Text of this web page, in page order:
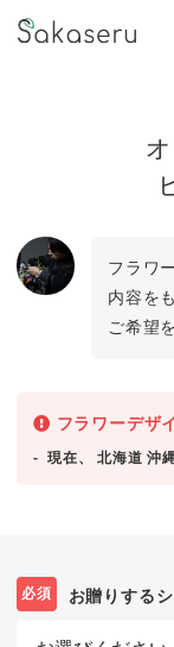
フラワ
内容を
ご希望
フラワーデザ
現在、 北海道 沖
必須 お贈りする